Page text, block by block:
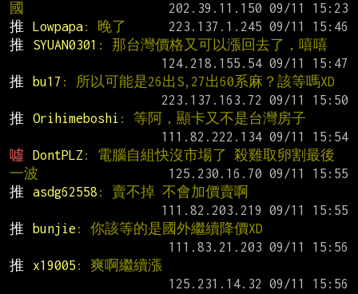
國
推
Lowpapa: 晚了
推
SYUAN0301 : 那台灣價格又可以漲回去了，嘻嘻
推
bu17 : 所以可能是26出S,27出60系麻？該等嗎XD
推
Orihimeboshi : 等阿，顯卡又不是台灣房子
噓
DontPLZ : 電腦自組快沒市場了 殺雞取卵割最後
一波
推
asdg62558 : 賣不掉 不會加價賣啊
推
bunjie : 你該等的是國外繼續降價XD
推
x19005 : 爽啊繼續漲